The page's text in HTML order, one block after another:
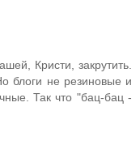
Кристи, закрутить.
блоги не резиновые и
Так что "бац-бац -